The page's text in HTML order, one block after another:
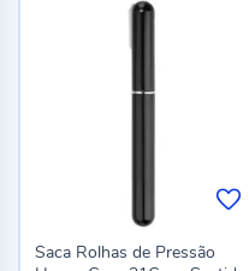
Saca Rolhas de Pressão